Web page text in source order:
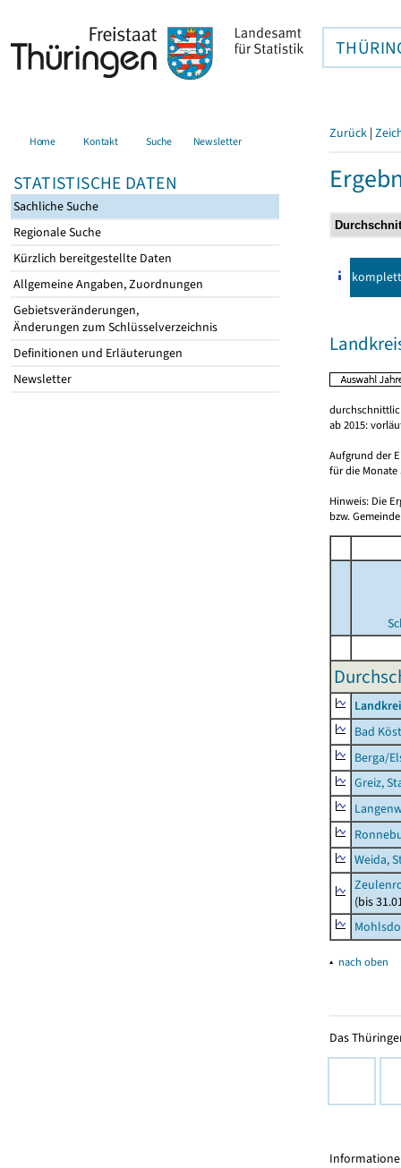
Home Kontakt Suche Newsletter
STATISTISCHE DATEN
Sachliche Suche
Regionale Suche
Kürzlich bereitgestellte Daten
Allgemeine Angaben, Zuordnungen
Gebietsveränderungen,
Änderungen zum Schlüsselverzeichnis
Definitionen und Erläuterungen
Newsletter
Zurück |
komplett
ab 2015:
Aufgrund der
für die Monate
Hinweis: Die
bzw.
Bad
Berga/
Greiz,
Weida,
(bis
▴ nach oben
Das